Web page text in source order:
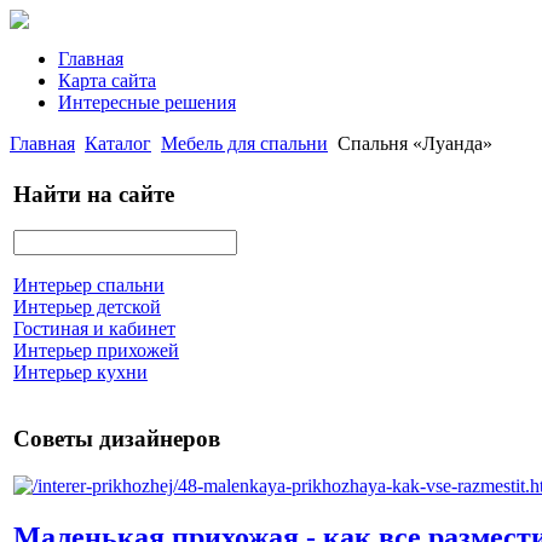
Главная
Карта сайта
Интересные решения
Главная Каталог Мебель для спальни Спальня «Луанда»
Найти на сайте
Интерьер спальни
Интерьер детской
Гостиная и кабинет
Интерьер прихожей
Интерьер кухни
Советы дизайнеров